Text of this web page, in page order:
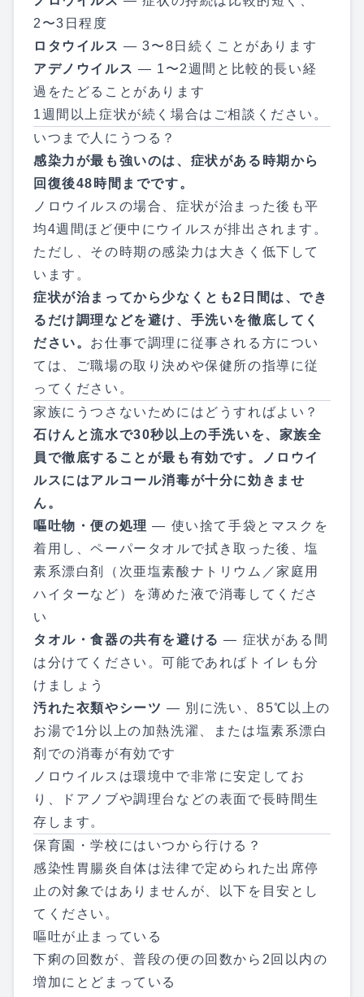
2〜3日程度
ロタウイルス — 3〜8日続くことがあります
アデノウイルス — 1〜2週間と比較的長い経
過をたどることがあります
1週間以上症状が続く場合はご相談ください。
いつまで人にうつる？
感染力が最も強いのは、症状がある時期から
回復後48時間までです。
ノロウイルスの場合、症状が治まった後も平
均4週間ほど便中にウイルスが排出されます。
ただし、その時期の感染力は大きく低下して
います。
症状が治まってから少なくとも2日間は、でき
るだけ調理などを避け、手洗いを徹底してく
ださい。 お仕事で調理に従事される方につい
ては、ご職場の取り決めや保健所の指導に従
ってください。
家族にうつさないためにはどうすればよい？
石けんと流水で30秒以上の手洗いを、家族全
員で徹底することが最も有効です。ノロウイ
ルスにはアルコール消毒が十分に効きませ
ん。
嘔吐物・便の処理 — 使い捨て手袋とマスクを
着用し、ペーパータオルで拭き取った後、塩
素系漂白剤（次亜塩素酸ナトリウム／家庭用
ハイターなど）を薄めた液で消毒してくださ
い
タオル・食器の共有を避ける — 症状がある間
は分けてください。可能であればトイレも分
けましょう
汚れた衣類やシーツ — 別に洗い、85℃以上の
お湯で1分以上の加熱洗濯、または塩素系漂白
剤での消毒が有効です
ノロウイルスは環境中で非常に安定してお
り、ドアノブや調理台などの表面で長時間生
存します。
保育園・学校にはいつから行ける？
感染性胃腸炎自体は法律で定められた出席停
止の対象ではありませんが、以下を目安とし
てください。
嘔吐が止まっている
下痢の回数が、普段の便の回数から2回以内の
増加にとどまっている